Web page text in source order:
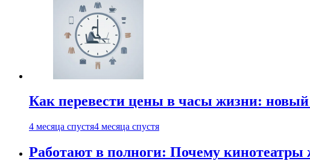
Как перевести цены в часы жизни: новый
4 месяца спустя4 месяца спустя
Работают в полноги: Почему